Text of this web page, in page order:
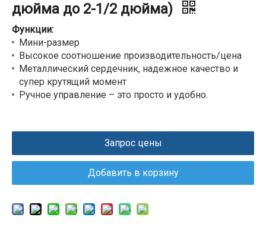
дюйма до 2-1/2 дюйма)
Функции:
Мини-размер
Высокое соотношение производительность/цена
Металлический сердечник, надежное качество и
супер крутящий момент
Ручное управление – это просто и удобно.
Запрос цены
Добавить в корзину